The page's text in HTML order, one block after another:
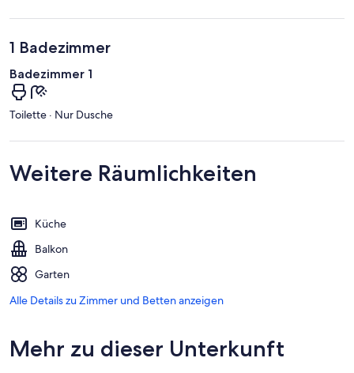
1 Badezimmer
Badezimmer 1
Toilette · Nur Dusche
Weitere Räumlichkeiten
Küche
Balkon
Garten
Alle Details zu Zimmer und Betten anzeigen
Mehr zu dieser Unterkunft